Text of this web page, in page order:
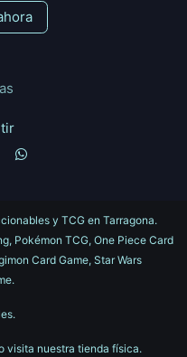
y TCG en Tarragona.
Pokémon TCG, One Piece Card
Card Game, Star Wars
visita nuestra tienda física.